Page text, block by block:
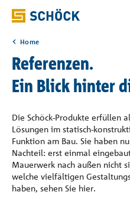
Anwendungen
Produkte
Downloads
Austria (AT) Deutsch
Home
Referenzen.
Ein Blick hinter
Die Schöck-Produkte erfüllen
Lösungen im statisch-
Funktion am Bau. Sie haben
Nachteil: erst einmal
Mauerwerk nach außen nicht
welche vielfältigen
haben, sehen Sie hier.